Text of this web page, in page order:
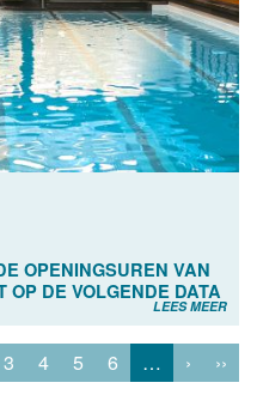
OPENINGSUREN VAN
OP DE VOLGENDE DATA
LEES MEER
3 4 5 6 … › ››